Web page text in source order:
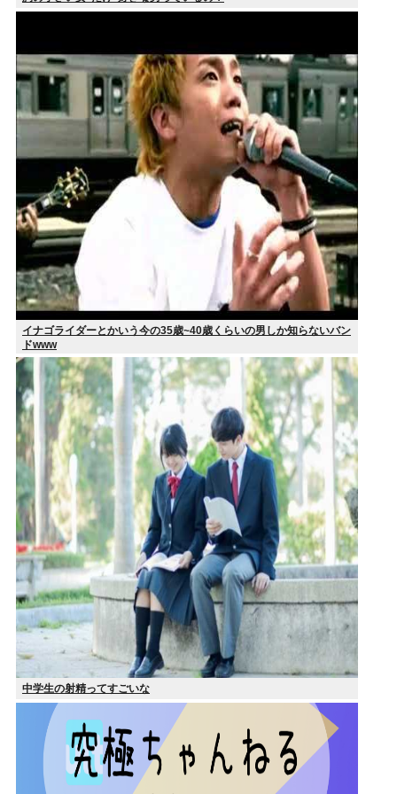
イナゴライダーとかいう今の35歳~40歳くらいの男しか知らないバン
ドwww
中学生の射精ってすごいな